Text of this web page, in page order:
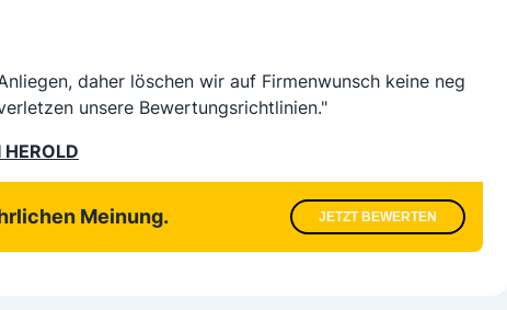
daher löschen wir auf Firmenwunsch keine neg
unsere Bewertungsrichtlinien."
HEROLD
Meinung. JETZT BEWERTEN